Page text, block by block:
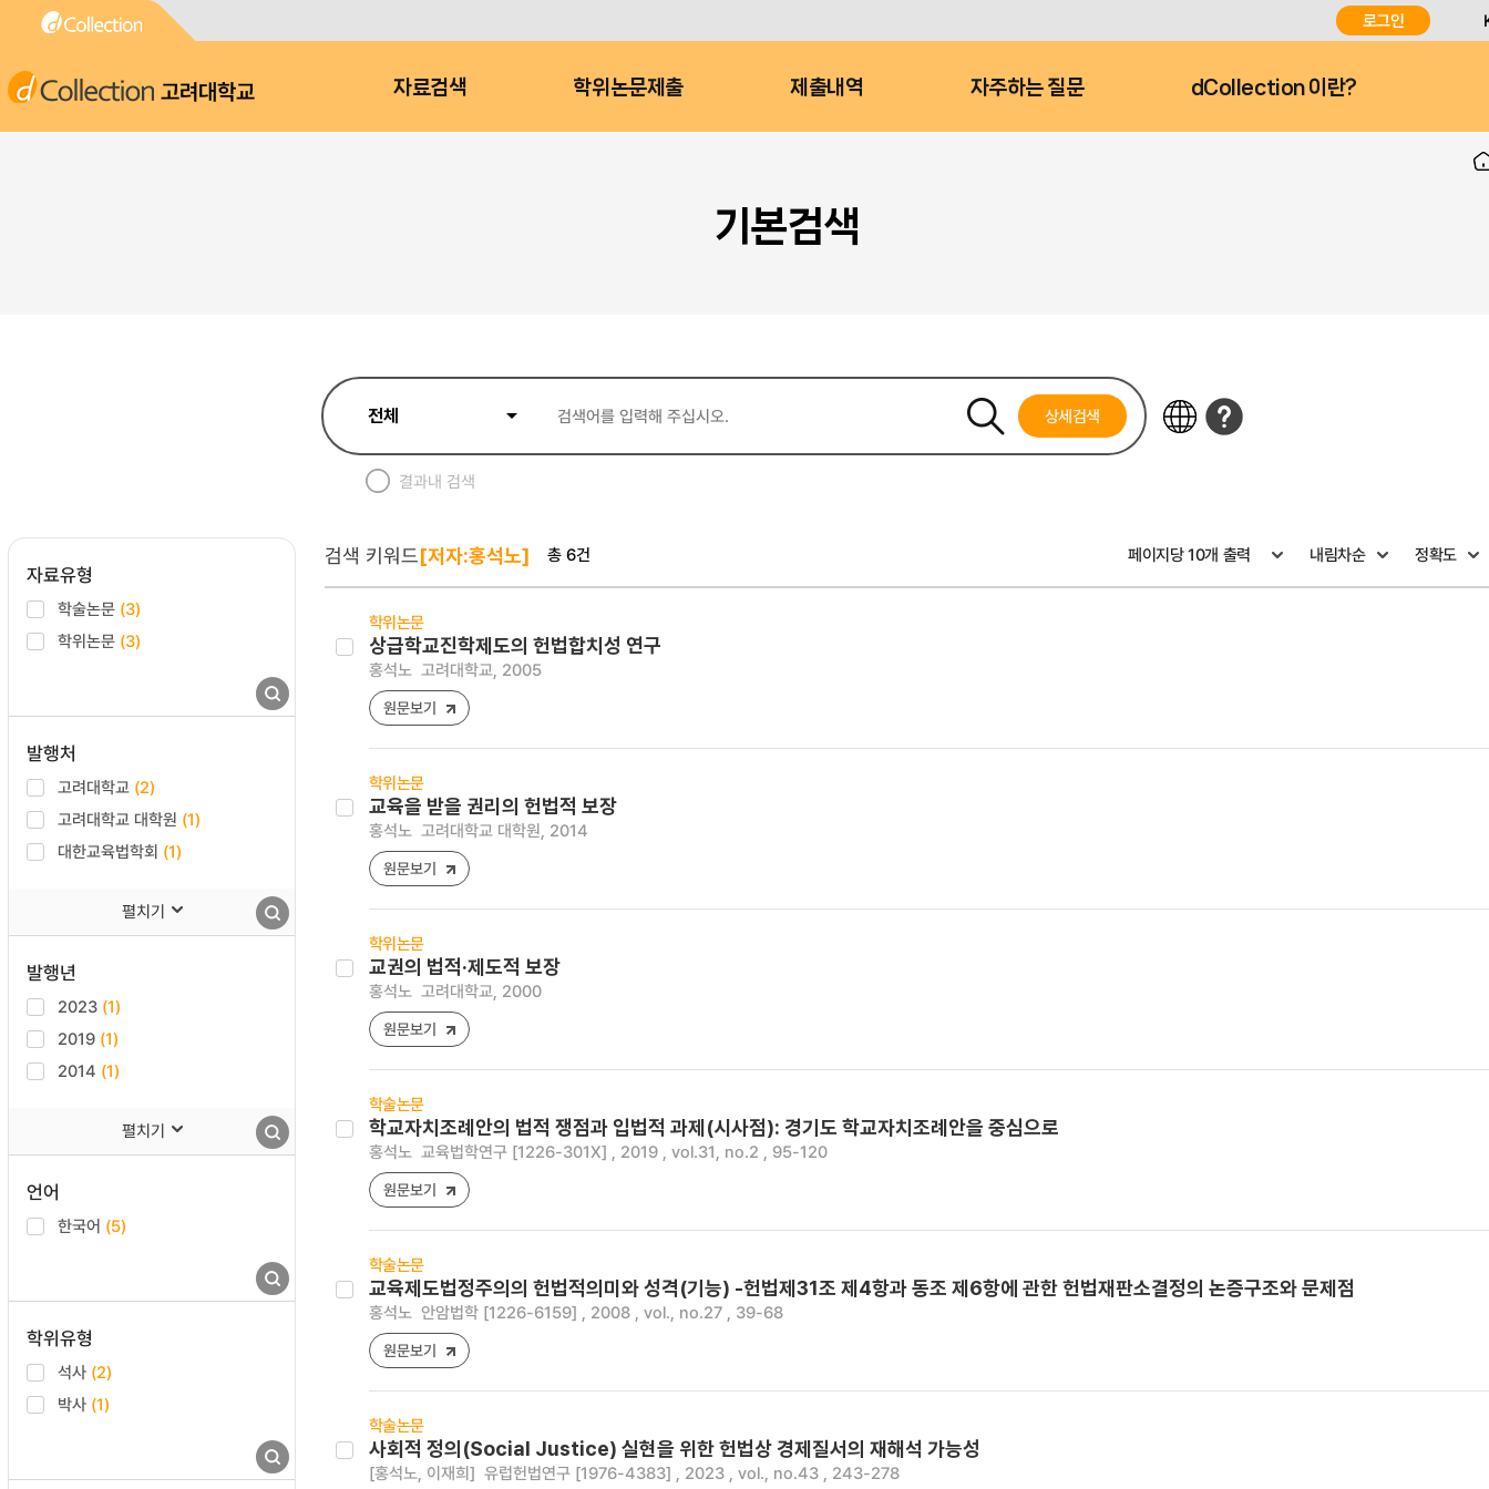
로그인
고려대학교 자료검색 학위논문제출 제출내역 자주하는 질문 dCollection 이란?
기본검색
상세검색
결과내 검색
자료유형
학술논문 (3)
학위논문 (3)
발행처
고려대학교 (2)
고려대학교 대학원 (1)
대한교육법학회 (1)
펼치기
발행년
2023 (1)
2019 (1)
2014 (1)
펼치기
언어
한국어 (5)
학위유형
석사 (2)
박사 (1)
검색 키워드[저자:홍석노] 총 6건
학위논문
상급학교진학제도의 헌법합치성 연구
홍석노 고려대학교, 2005
원문보기
학위논문
교육을 받을 권리의 헌법적 보장
홍석노 고려대학교 대학원, 2014
원문보기
학위논문
교권의 법적·제도적 보장
홍석노 고려대학교, 2000
원문보기
학술논문
학교자치조례안의 법적 쟁점과 입법적 과제(시사점): 경기도 학교자치조례안을 중심으로
홍석노 교육법학연구 [1226-301X] , 2019 , vol.31, no.2 , 95-120
원문보기
학술논문
교육제도법정주의의 헌법적의미와 성격(기능) -헌법제31조 제4항과 동조 제6항에 관한 헌법재판소결정의 논증구조와 문제점
홍석노 안암법학 [1226-6159] , 2008 , vol., no.27 , 39-68
원문보기
학술논문
사회적 정의(Social Justice) 실현을 위한 헌법상 경제질서의 재해석 가능성
[홍석노, 이재희] 유럽헌법연구 [1976-4383] , 2023 , vol., no.43 , 243-278